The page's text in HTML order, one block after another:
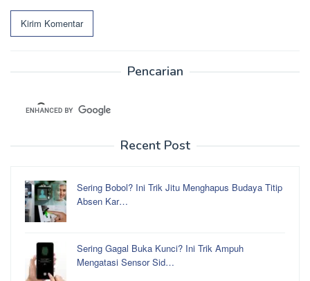
Pencarian
Recent Post
Sering Bobol? Ini Trik Jitu Menghapus Budaya Titip
Absen Kar…
Sering Gagal Buka Kunci? Ini Trik Ampuh
Mengatasi Sensor Sid…